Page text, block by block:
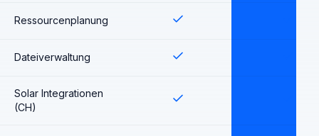
Ressourcenplanung
Dateiverwaltung
Solar Integrationen
(CH)